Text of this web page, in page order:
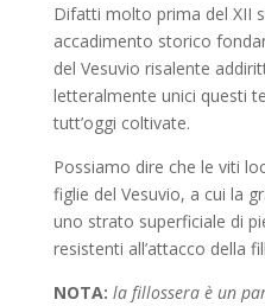
Difatti molto prima del XII
accadimento storico
del Vesuvio risalente
letteralmente unici questi
tutt’oggi coltivate.
Possiamo dire che le viti
figlie del Vesuvio, a cui la
uno strato superficiale di
resistenti all’attacco della
NOTA: la fillossera è un